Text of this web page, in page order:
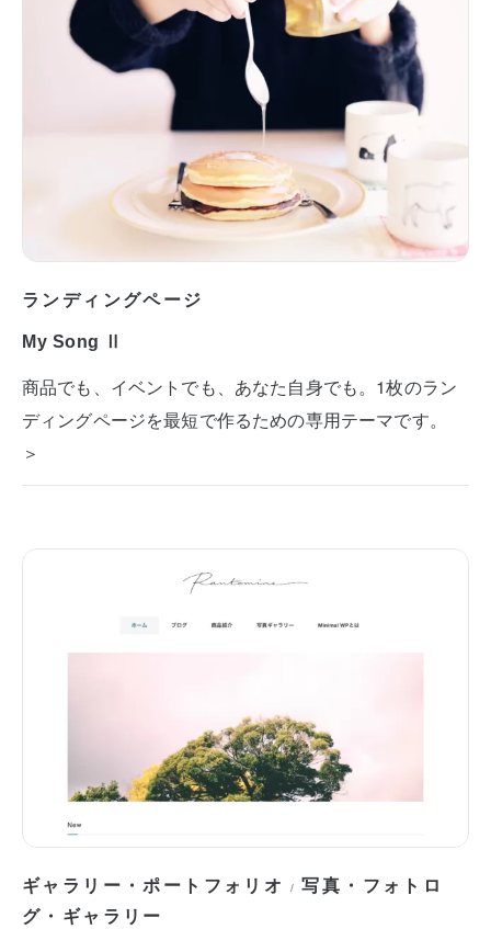
ランディングページ
My Song Ⅱ
商品でも、イベントでも、あなた自身でも。1枚のラン
ディングページを最短で作るための専用テーマです。
＞
ギャラリー・ポートフォリオ /写真・フォトロ
グ・ギャラリー